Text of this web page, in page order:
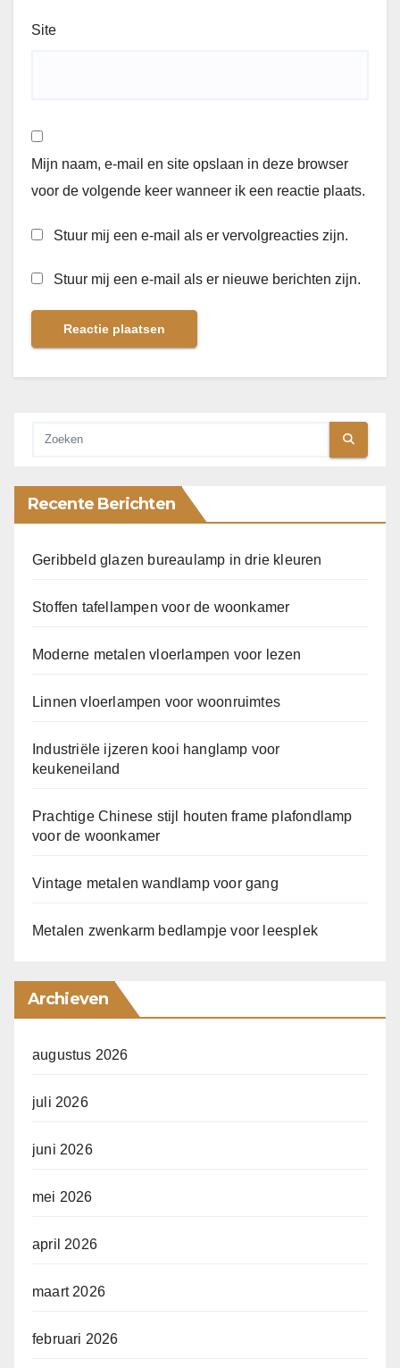
Site
Mijn naam, e-mail en site opslaan in deze browser
voor de volgende keer wanneer ik een reactie plaats.
Stuur mij een e-mail als er vervolgreacties zijn.
Stuur mij een e-mail als er nieuwe berichten zijn.
Recente Berichten
Geribbeld glazen bureaulamp in drie kleuren
Stoffen tafellampen voor de woonkamer
Moderne metalen vloerlampen voor lezen
Linnen vloerlampen voor woonruimtes
Industriële ijzeren kooi hanglamp voor
keukeneiland
Prachtige Chinese stijl houten frame plafondlamp
voor de woonkamer
Vintage metalen wandlamp voor gang
Metalen zwenkarm bedlampje voor leesplek
Archieven
augustus 2026
juli 2026
juni 2026
mei 2026
april 2026
maart 2026
februari 2026